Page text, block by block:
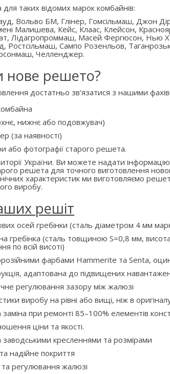
таких відомих марок комбайнів:
Вольво БМ, Глінер, Гомсільмаш, Джон
Малишева, Кейс, Клаас, Клейсон,
Лідагропроммаш, Масей Фергюсон, Нью
Ростсільмаш, Сампо Розенльов,
Челленджер.
нове решето?
достатньо зв'язатися з нашими
нижнє або подовжувач)
(за наявності)
або фотографії старого решета.
України. Ви можете надати
решета для точного виготовлення
характеристик ми виготовляємо
виробу.
решіт
осей гребінки (сталь діаметром 4 мм
гребінка (сталь товщиною S=0,8 мм, висота
по всій висоті)
фарбами Hammerite та Senta,
адаптована до підвищених
регулювання зазору між жалюзі
виробу на рівні або вищі, ніж в
при ремонті 85–100% елементів
ціни та якості.
заводськими кресленнями та розмірами
надійне покриття
регулювання жалюзі